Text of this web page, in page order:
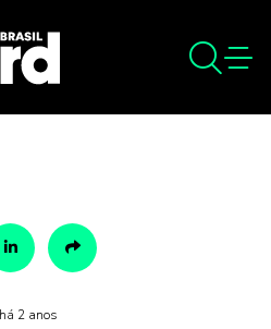
2 anos